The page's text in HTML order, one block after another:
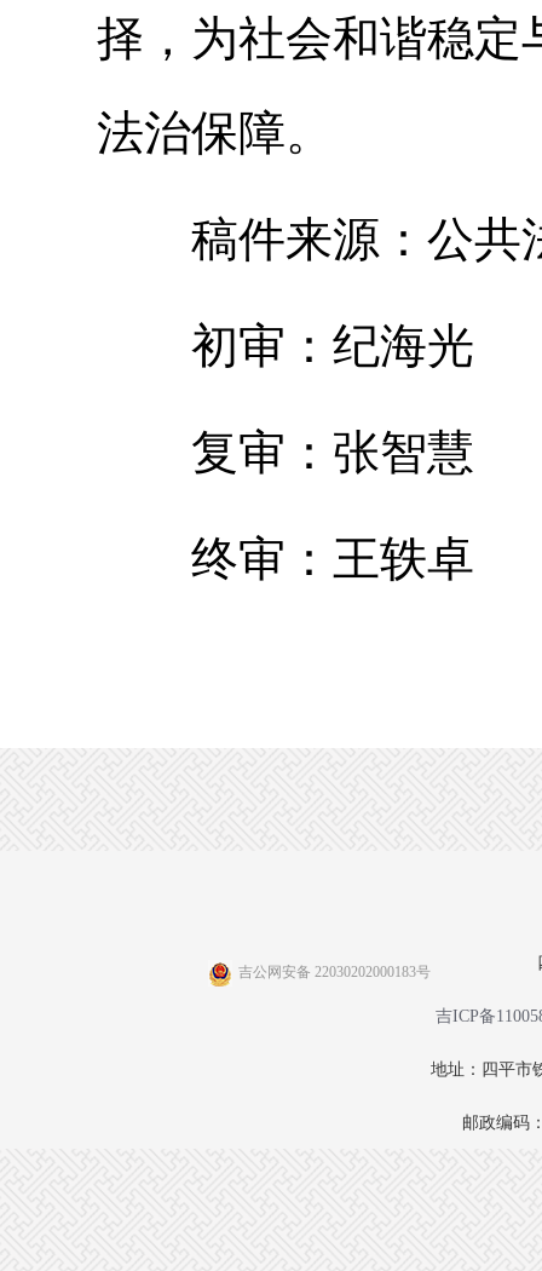
择，为社会和谐稳定
法治保障。
稿件来源：公共
初审：纪海光
复审：张智慧
终审：王轶卓
吉公网安备 22030202000183号
吉ICP备
地址：四平市
邮政编码